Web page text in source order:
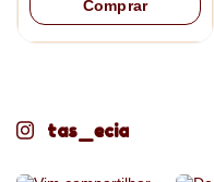
pagamento).
Comprar
tas_ecia